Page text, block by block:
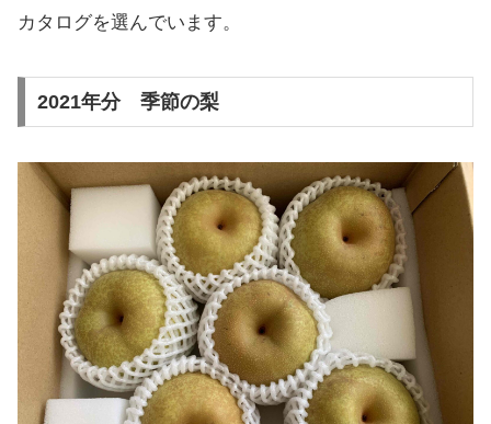
カタログを選んでいます。
2021年分 季節の梨